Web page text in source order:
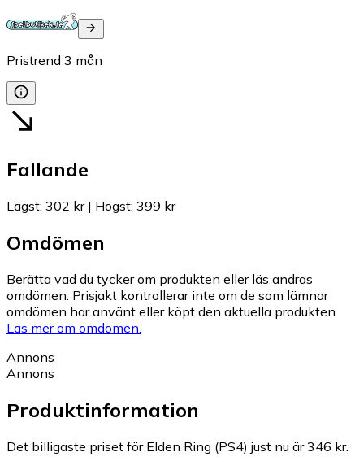
Pristrend 3 mån
Fallande
Lägst: 302 kr| Högst: 399 kr
Omdömen
Berätta vad du tycker om produkten eller läs andras
omdömen. Prisjakt kontrollerar inte om de som lämnar
omdömen har använt eller köpt den aktuella produkten.
Läs mer om omdömen.
Annons
Annons
Produktinformation
Det billigaste priset för Elden Ring (PS4) just nu är 346 kr.